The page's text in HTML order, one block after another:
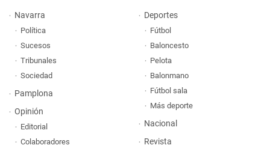
Navarra
Política
Sucesos
Tribunales
Sociedad
Pamplona
Opinión
Editorial
Colaboradores
Deportes
Fútbol
Baloncesto
Pelota
Balonmano
Fútbol sala
Más deporte
Nacional
Revista